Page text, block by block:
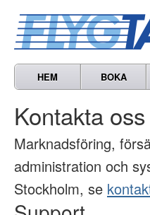
HEM BOKA
Kontakta oss
Marknads­föring,
administration och
Stockholm, se